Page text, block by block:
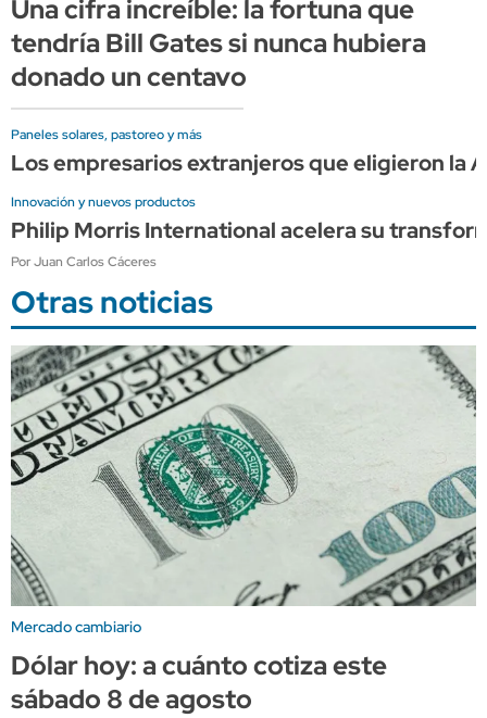
Una cifra increíble: la fortuna que
tendría Bill Gates si nunca hubiera
donado un centavo
Paneles solares, pastoreo y más
Los empresarios extranjeros que eligieron la
Innovación y nuevos productos
Philip Morris International acelera su
Por Juan Carlos Cáceres
Otras noticias
Mercado cambiario
Dólar hoy: a cuánto cotiza este
sábado 8 de agosto